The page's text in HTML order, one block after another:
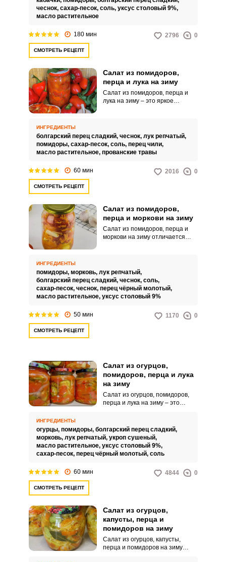
салат является отличным
источником витаминов и
чеснок, сахар-песок, соль, уксус столовый 9%,
масло растительное
180 мин 2796 0
СМОТРЕТЬ РЕЦЕПТ
Салат из помидоров,
перца и лука на зиму
Салат из помидоров, перца и
лука на зиму – это яркое
подают самостоятельно или
используют в качестве соуса к
рису, макаронам или отварному
картофелю.
ИНГРЕДИЕНТЫ
болгарский перец сладкий, чеснок, лук репчатый,
помидоры, сахар-песок, соль, перец чили,
масло растительное, прованские травы
60 мин 2016 0
СМОТРЕТЬ РЕЦЕПТ
Салат из помидоров,
перца и моркови на зиму
Салат из помидоров, перца и
моркови на зиму отличается
видом. Такой аппетитный
продукт дополнит ваши
обеденные горячие блюда.
ИНГРЕДИЕНТЫ
помидоры, морковь, лук репчатый,
болгарский перец сладкий, чеснок, соль,
сахар-песок, чеснок, перец чёрный молотый,
масло растительное, уксус столовый 9%
50 мин 1170 0
СМОТРЕТЬ РЕЦЕПТ
Салат из огурцов,
помидоров, перца и лука
на зиму
Салат из огурцов, помидоров,
перца и лука на зиму – это
займет у вас много времени, так
как простота приготовления –
одно из его преимуществ.
ИНГРЕДИЕНТЫ
огурцы, помидоры, болгарский перец сладкий,
морковь, лук репчатый, укроп сушеный,
масло растительное, уксус столовый 9%,
сахар-песок, перец чёрный молотый, соль
60 мин 4844 0
СМОТРЕТЬ РЕЦЕПТ
Салат из огурцов,
капусты, перца и
помидоров на зиму
Салат из огурцов, капусты,
перца и помидоров на зиму